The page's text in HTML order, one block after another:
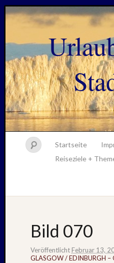
Startseite
Reiseziele +
Bild 070
Veröffentlicht Februar 13,
GLASGOW / EDINBURGH